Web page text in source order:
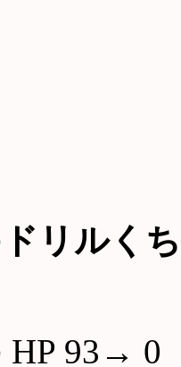
ドリルく
HP 93→ 0